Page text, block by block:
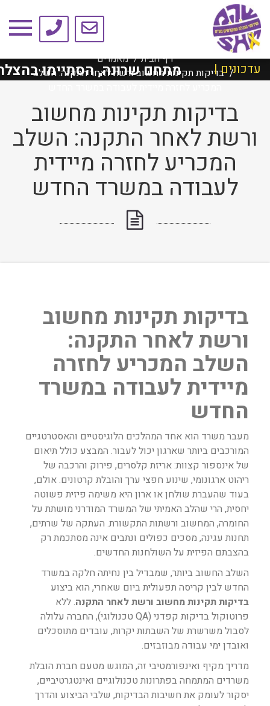
טיפים ומאמרים
דף הבית
מאמרים
בדיקות תקינות מחשוב ורשת לאחר התקנה: השלבעדכונים |
ת״א למתחם שרונה, הסתיימו בהצלחה!
בדיקות תקינות מחשוב
ורשת לאחר התקנה: השלב
המכריע לחזרה מיידית
לעבודה במשרד החדש
בדיקות תקינות מחשוב
ורשת לאחר התקנה:
השלב המכריע לחזרה
מיידית לעבודה במשרד
החדש
מעבר משרד הוא אחד המהלכים הלוגיסטיים והאסטרטגיים
המורכבים ביותר שארגון יכול לעבור. המבצע כולל תיאום
של אינספור קצוות: אריזת קלסרים, פירוק והרכבה של
ריהוט ארגונומי, שינוע חפצי ערך והובלת קרטונים. אולם,
בעוד שהעברת שולחן או ארון היא משימה פיזית פשוטה
יחסית, הרי שהלב האמיתי של המשרד המודרני מושתת על
החומרה, המחשוב ורשתות התקשורת. העתקה של שרתים,
תחנות עגינה, מסכים כפולים ונתבים אינה מסתכמת רק
בהצבתם הפיזית על השולחנות החדשים.
השלב החשוב ביותר, שמבדיל בין נחיתה חלקה במשרד
החדש לבין קריסה תפעולית ביום שאחרי, הוא ביצוע
בדיקות תקינות מחשוב ורשת לאחר התקנה. ללא
פרוטוקול בדיקות קפדני (QA טכנולוגי), החברה עלולה
לסבול משרשרת של השבתות יקרות, עובדים מתוסכלים
ואובדן ימי עבודה מבוזבזים.
מדריך מקיף ואינפורמטיבי זה, המוגש מטעם חברת הובלת
משרדים המתמחה בפתרונות טכנולוגיים ואינטגרטיביים,
יסקור לעומק את חשיבות הבדיקות, שלבי הביצוע והדרך